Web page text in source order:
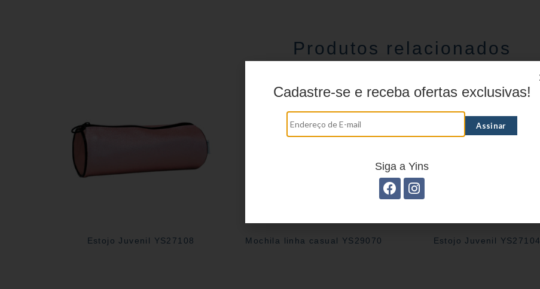
Produtos relacionados
Estojo Juvenil YS27108 Mochila linha casual YS29070 Estojo Juvenil YS27104
Cadastre-se e receba ofertas exclusivas!
Siga a Yins